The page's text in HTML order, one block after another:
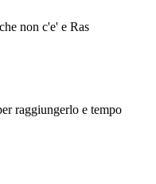
non c'e' e Ras
raggiungerlo e tempo